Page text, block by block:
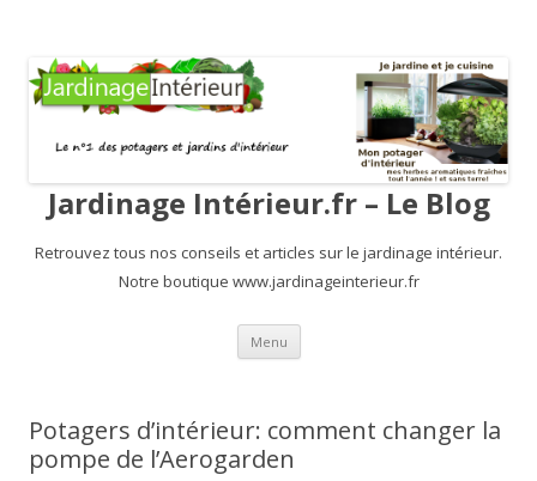
Jardinage Intérieur.fr – Le Blog
Retrouvez tous nos conseils et articles sur le jardinage intérieur.
Notre boutique www.jardinageinterieur.fr
Menu Aller au contenu principal
Potagers d’intérieur: comment changer la
pompe de l’Aerogarden